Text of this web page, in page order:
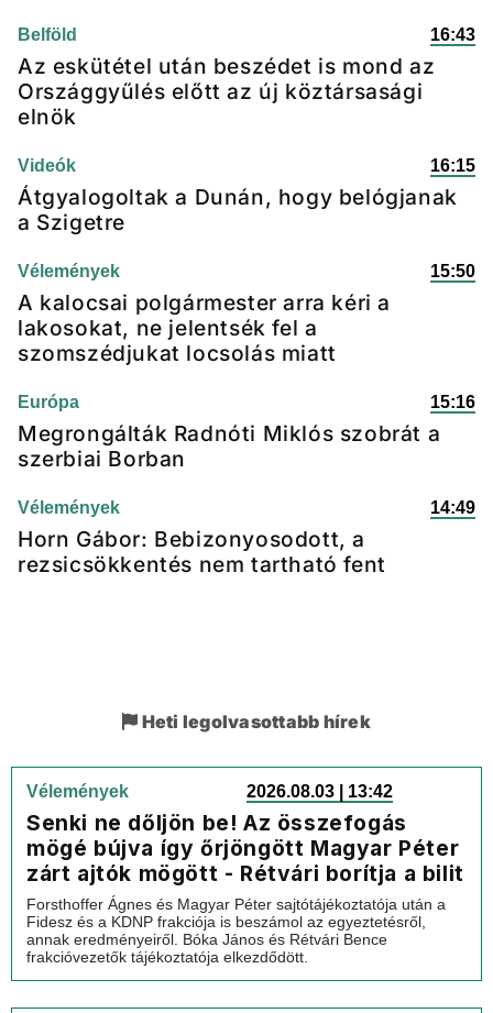
Belföld 16:43
Az eskütétel után beszédet is mond az
Országgyűlés előtt az új köztársasági
elnök
Videók 16:15
Átgyalogoltak a Dunán, hogy belógjanak
a Szigetre
Vélemények 15:50
A kalocsai polgármester arra kéri a
lakosokat, ne jelentsék fel a
szomszédjukat locsolás miatt
Európa 15:16
Megrongálták Radnóti Miklós szobrát a
szerbiai Borban
Vélemények 14:49
Horn Gábor: Bebizonyosodott, a
rezsicsökkentés nem tartható fent
Heti legolvasottabb hírek
Vélemények 2026.08.03 | 13:42
Senki ne dőljön be! Az összefogás
mögé bújva így őrjöngött Magyar Péter
zárt ajtók mögött - Rétvári borítja a bilit
Forsthoffer Ágnes és Magyar Péter sajtótájékoztatója után a
Fidesz és a KDNP frakciója is beszámol az egyeztetésről,
annak eredményeiről. Bóka János és Rétvári Bence
frakcióvezetők tájékoztatója elkezdődött.